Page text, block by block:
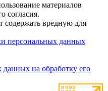
материалов
согласия.
содержать вредную для
персональных данных
данных на обработку его